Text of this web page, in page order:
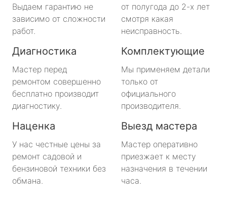
Выдаем гарантию не
зависимо от сложности
работ.
от полугода до 2-х лет
смотря какая
неисправность.
Диагностика
Мастер перед
ремонтом совершенно
бесплатно производит
диагностику.
Комплектующие
Мы применяем детали
только от
официального
производителя.
Наценка
У нас честные цены за
ремонт садовой и
бензиновой техники без
обмана.
Выезд мастера
Мастер оперативно
приезжает к месту
назначения в течении
часа.